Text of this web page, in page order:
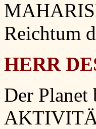
Reichtum
HERR
Der Planet